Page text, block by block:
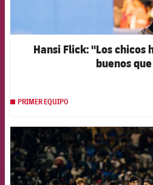
Hansi Flick: "Los chicos
buenos
PRIMER EQUIPO
FCB